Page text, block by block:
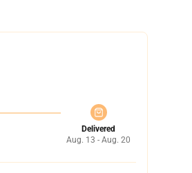
Delivered
Aug. 13 - Aug. 20